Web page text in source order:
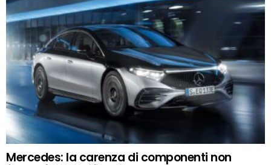
Mercedes: la carenza di componenti non